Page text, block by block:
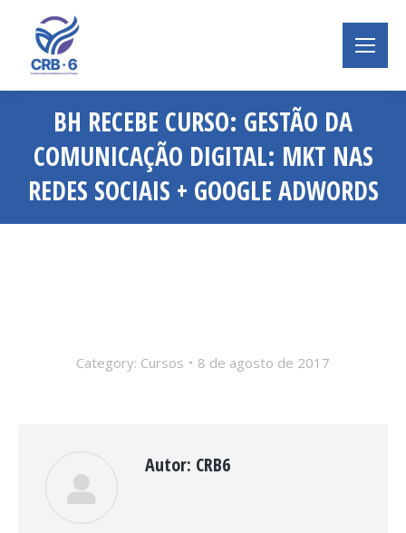
BH RECEBE CURSO: GESTÃO DA
COMUNICAÇÃO DIGITAL: MKT NAS
REDES SOCIAIS + GOOGLE ADWORDS
Você está aqui:
Category: Cursos 8 de agosto de 2017
Autor: CRB6